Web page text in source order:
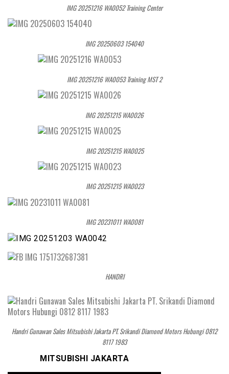
IMG 20251216 WA0052 Training Center
IMG 20250603 154040
IMG 20251216 WA0053 Training MST 2
IMG 20251215 WA0026
IMG 20251215 WA0025
IMG 20251215 WA0023
IMG 20231011 WA0081
HANDRI
Handri Gunawan Sales Mitsubishi Jakarta PT. Srikandi Diamond Motors Hubungi 0812
8117 1983
MITSUBISHI JAKARTA